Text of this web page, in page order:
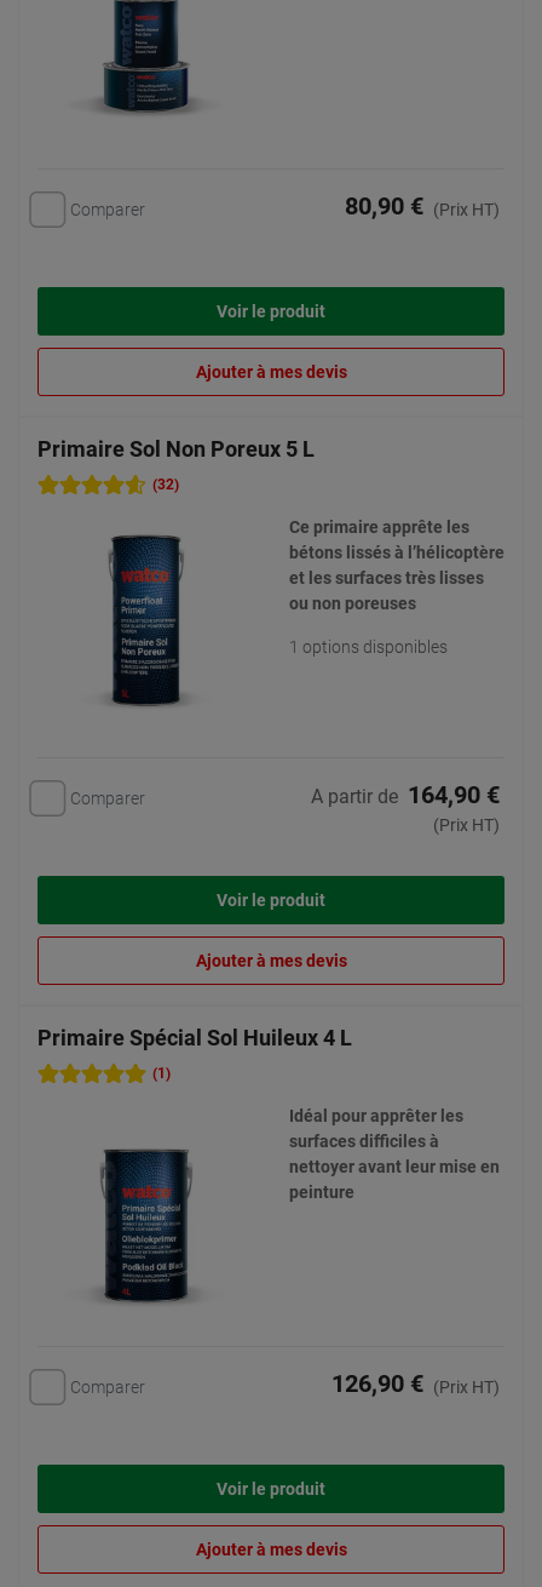
Comparer 80,90 € (Prix HT)
Voir le produit
Ajouter à mes devis
Primaire Sol Non Poreux 5 L
(32)
Ce primaire apprête les
bétons lissés à l’hélicoptère
et les surfaces très lisses
ou non poreuses
1 options disponibles
Comparer A partir de 164,90 €
(Prix HT)
Voir le produit
Ajouter à mes devis
Primaire Spécial Sol Huileux 4 L
(1)
Idéal pour apprêter les
surfaces difficiles à
nettoyer avant leur mise en
peinture
Comparer 126,90 € (Prix HT)
Voir le produit
Ajouter à mes devis